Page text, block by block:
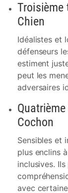
Troisième
Chien
Idéalistes et
défenseurs
estiment
peut les
adversaires
Cochon
Sensibles et
plus enclins
inclusives.
avec